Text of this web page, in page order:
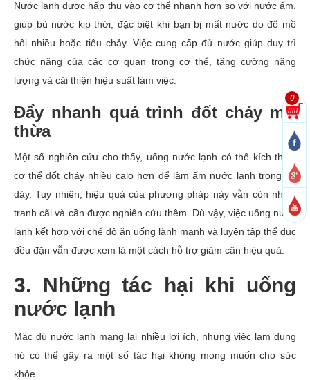
Nước lạnh được hấp thụ vào cơ thể nhanh hơn so với nước ấm,
giúp bù nước kịp thời, đặc biệt khi bạn bị mất nước do đổ mồ
hôi nhiều hoặc tiêu chảy. Việc cung cấp đủ nước giúp duy trì
chức năng của các cơ quan trong cơ thể, tăng cường năng
lượng và cải thiện hiệu suất làm việc.
Đẩy nhanh quá trình đốt cháy mỡ
thừa
Một số nghiên cứu cho thấy, uống nước lạnh có thể kích thích
cơ thể đốt cháy nhiều calo hơn để làm ấm nước lạnh trong dạ
dày. Tuy nhiên, hiệu quả của phương pháp này vẫn còn nhiều
tranh cãi và cần được nghiên cứu thêm. Dù vậy, việc uống nước
lạnh kết hợp với chế độ ăn uống lành mạnh và luyện tập thể dục
đều đặn vẫn được xem là một cách hỗ trợ giảm cân hiệu quả.
3. Những tác hại khi uống
nước lạnh
Mặc dù nước lạnh mang lại nhiều lợi ích, nhưng việc lạm dụng
nó có thể gây ra một số tác hại không mong muốn cho sức
khỏe.
0